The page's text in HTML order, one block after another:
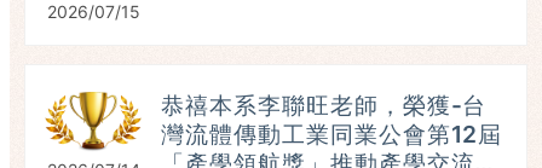
2026/07/15
恭禧本系李聯旺老師，榮獲-台
灣流體傳動工業同業公會第12屆